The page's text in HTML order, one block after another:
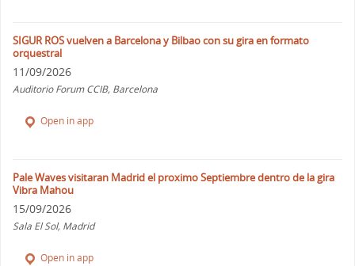
SIGUR ROS vuelven a Barcelona y Bilbao con su gira en formato
orquestral
11/09/2026
Auditorio Forum CCIB, Barcelona
Open in app
Pale Waves visitaran Madrid el proximo Septiembre dentro de la gira
Vibra Mahou
15/09/2026
Sala El Sol, Madrid
Open in app